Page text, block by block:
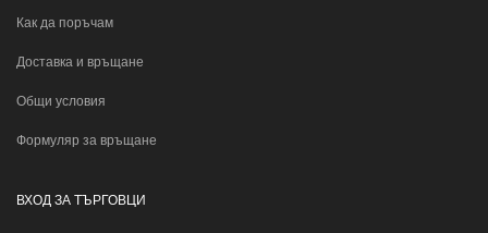
Как да поръчам
Доставка и връщане
Общи условия
Формуляр за връщане
ВХОД ЗА ТЪРГОВЦИ